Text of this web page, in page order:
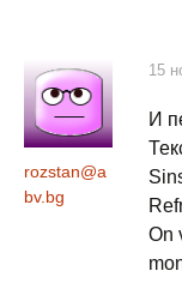
rozstan@a
bv.bg
15
И
On